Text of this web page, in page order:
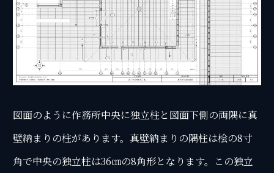
図面のように作務所中央に独立柱と図面下側の両隅に真
壁納まりの柱があります。真壁納まりの隅柱は桧の8寸
角で中央の独立柱は36㎝の8角形となります。この独立